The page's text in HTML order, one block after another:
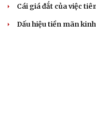
Cái giá đắt của việc
Dấu hiệu tiền mãn